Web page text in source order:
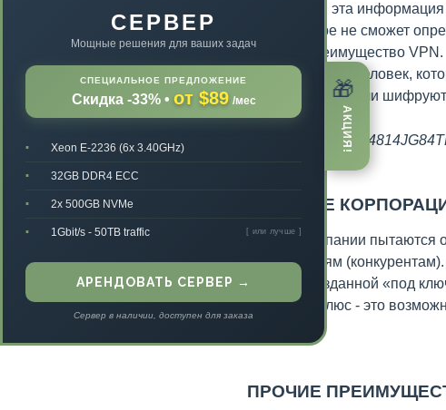
находитесь, эта
Никто в мире не сможет
главное преимущество VPN.
Всё, что увидит человек,
процессе передачи
КРУПНЫЕ
Многие компании пытаются
организациям
частной, созданной «под
Ещё один плюс - это
ПРОЧИЕ
🎁
АКЦИЯ!
СЕРВЕР
Мощные решения для ваших задач
СПЕЦИАЛЬНОЕ ПРЕДЛОЖЕНИЕ
Скидка -33%• от $89 /мес
▪ Xeon E-2236 (6x 3.40GHz)
▪ 32GB DDR4 ECC
▪ 2x 500GB NVMe
▪ 1Gbit/s - 50TB traffic [ или лучше ]
АРЕНДОВАТЬ СЕРВЕР →
Сервер в наличии, доступен для заказа